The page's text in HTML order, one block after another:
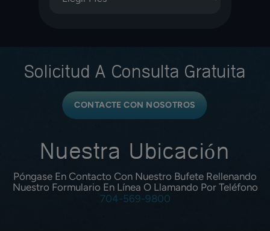
Solicitud A Consulta Gratuita
CONTACTE CON NOSOTROS
Póngase En Contacto Con Nuestro Bufete Rellenando
Nuestro Formulario En Línea O Llamando Por Teléfono
704-569-9800
Nuestra Ubicación